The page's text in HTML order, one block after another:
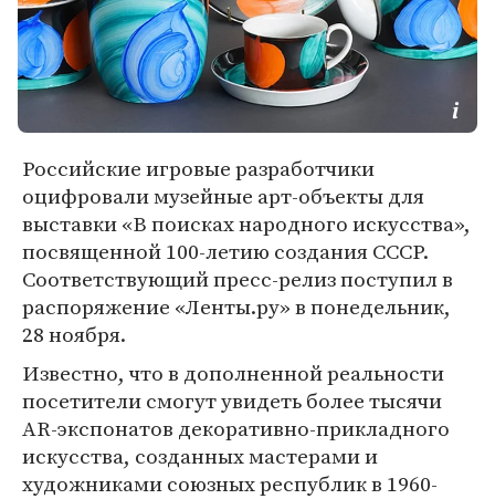
Российские игровые разработчики
оцифровали музейные арт-объекты для
выставки «В поисках народного искусства»,
посвященной 100-летию создания СССР.
Соответствующий пресс-релиз поступил в
распоряжение «Ленты.ру» в понедельник,
28 ноября.
Известно, что в дополненной реальности
посетители смогут увидеть более тысячи
AR-экспонатов декоративно-прикладного
искусства, созданных мастерами и
художниками союзных республик в 1960-